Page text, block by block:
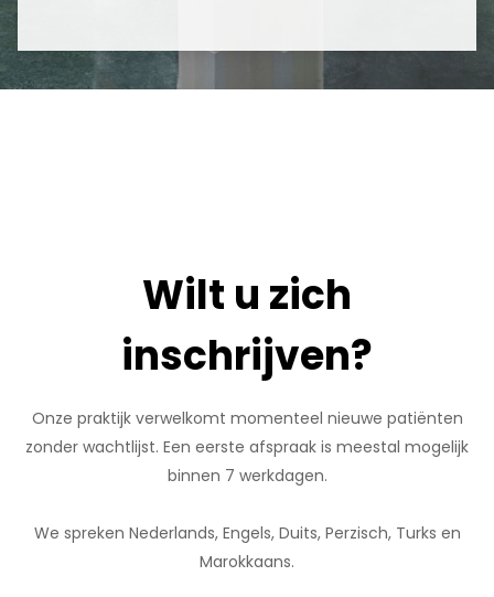
Wilt u zich
inschrijven?
Onze praktijk verwelkomt momenteel nieuwe patiënten
zonder wachtlijst. Een eerste afspraak is meestal mogelijk
binnen 7 werkdagen.
We spreken Nederlands, Engels, Duits, Perzisch, Turks en
Marokkaans.